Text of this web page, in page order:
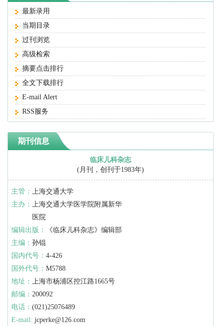
最新录用
当期目录
过刊浏览
高级检索
摘要点击排行
全文下载排行
E-mail Alert
RSS服务
期刊信息
临床儿科杂志
(月刊，创刊于1983年)
主管： 上海交通大学
主办： 上海交通大学医学院附属新华
医院
编辑出版：
《临床儿科杂志》编辑部
主编： 孙锟
国内代号： 4-426
国外代号： M5788
地址： 上海市杨浦区控江路1665号
邮编： 200092
电话： (021)25076489
E-mail: jcperke@126.com